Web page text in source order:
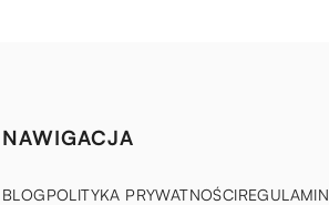
NAWIGACJA
BLOGPOLITYKA PRYWATNOŚCIREGULAMIN